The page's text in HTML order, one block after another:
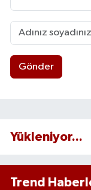
Gönder
Yükleniyor...
Trend